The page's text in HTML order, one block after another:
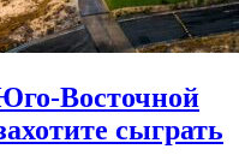
Восточной
сыграть